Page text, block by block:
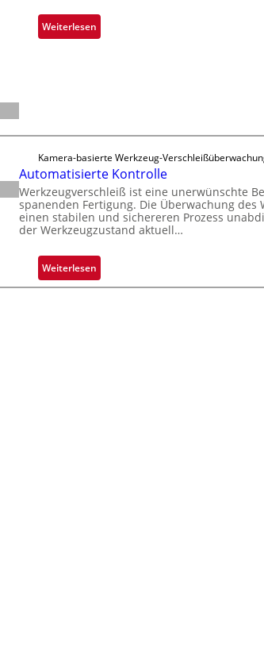
k
V
b
e
e
v
o
n
H
a
i
l
o
s
b
r
t
i
g
u
n
g
a
u
s
Weiterlesen:
Z
s
s
i
g
e
r
u
c
Kamera-basierte Werkzeug-
Automatisierte Kontrolle
Werkzeugverschleiß ist eine unerwünschte
spanenden Fertigung. Die Überwachung des
einen stabilen und sichereren Prozess
der Werkzeugzustand aktuell…
Weiterlesen:
A